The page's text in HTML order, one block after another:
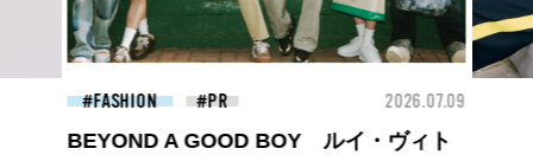
FASHION 2026.07.09
ロエベの新しい世界へようこそ。大胆な